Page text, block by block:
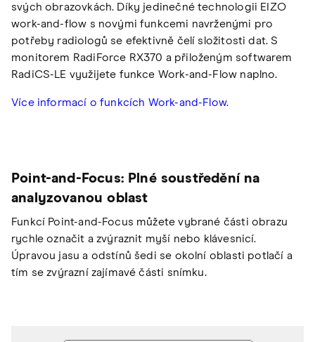
svých obrazovkách. Díky jedinečné technologii EIZO
work-and-flow s novými funkcemi navrženými pro
potřeby radiologů se efektivně čelí složitosti dat. S
monitorem RadiForce RX370 a přiloženým softwarem
RadiCS-LE využijete funkce Work-and-Flow naplno.
Více informací o funkcích Work-and-Flow.
Point-and-Focus: Plné soustředění na
analyzovanou oblast
Funkcí Point-and-Focus můžete vybrané části obrazu
rychle označit a zvýraznit myší nebo klávesnicí.
Úpravou jasu a odstínů šedi se okolní oblasti potlačí a
tím se zvýrazní zajímavé části snímku.